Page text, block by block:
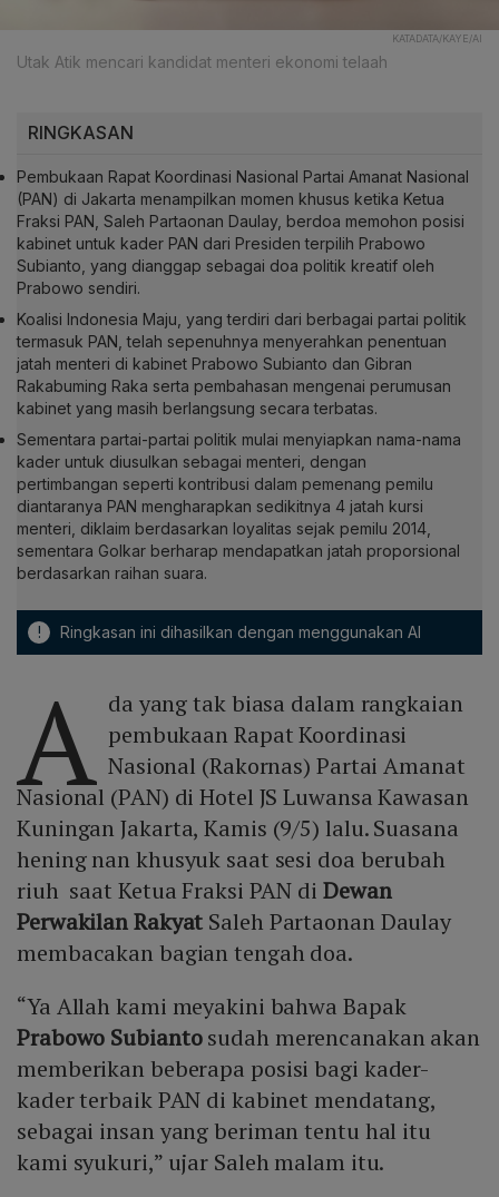
KATADATA/KAYE/AI
Utak Atik mencari kandidat menteri ekonomi telaah
RINGKASAN
Pembukaan Rapat Koordinasi Nasional Partai Amanat Nasional
(PAN) di Jakarta menampilkan momen khusus ketika Ketua
Fraksi PAN, Saleh Partaonan Daulay, berdoa memohon posisi
kabinet untuk kader PAN dari Presiden terpilih Prabowo
Subianto, yang dianggap sebagai doa politik kreatif oleh
Prabowo sendiri.
Koalisi Indonesia Maju, yang terdiri dari berbagai partai politik
termasuk PAN, telah sepenuhnya menyerahkan penentuan
jatah menteri di kabinet Prabowo Subianto dan Gibran
Rakabuming Raka serta pembahasan mengenai perumusan
kabinet yang masih berlangsung secara terbatas.
Sementara partai-partai politik mulai menyiapkan nama-nama
kader untuk diusulkan sebagai menteri, dengan
pertimbangan seperti kontribusi dalam pemenang pemilu
diantaranya PAN mengharapkan sedikitnya 4 jatah kursi
menteri, diklaim berdasarkan loyalitas sejak pemilu 2014,
sementara Golkar berharap mendapatkan jatah proporsional
berdasarkan raihan suara.
! Ringkasan ini dihasilkan dengan menggunakan AI
A da yang tak biasa dalam rangkaian
pembukaan Rapat Koordinasi
Nasional (Rakornas) Partai Amanat
Nasional (PAN) di Hotel JS Luwansa Kawasan
Kuningan Jakarta, Kamis (9/5) lalu. Suasana
hening nan khusyuk saat sesi doa berubah
riuh saat Ketua Fraksi PAN di Dewan
Perwakilan Rakyat Saleh Partaonan Daulay
membacakan bagian tengah doa.
“Ya Allah kami meyakini bahwa Bapak
Prabowo Subiantosudah merencanakan akan
memberikan beberapa posisi bagi kader-
kader terbaik PAN di kabinet mendatang,
sebagai insan yang beriman tentu hal itu
kami syukuri,” ujar Saleh malam itu.